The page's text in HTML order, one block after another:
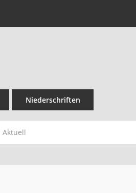
Niederschriften
Aktuell